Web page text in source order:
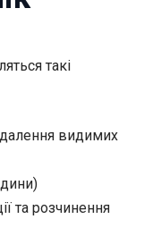
такі
видимих
та розчинення